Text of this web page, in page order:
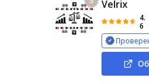
Velrix
4.
6